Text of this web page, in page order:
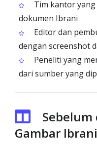
Tim kantor
dokumen Ibrani
Editor dan
dengan screenshot
Peneliti yang
dari sumber yang
Sebelum
Gambar Ibrani